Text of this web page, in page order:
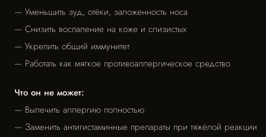
— Уменьшить зуд, отёки, заложенность носа
— Снизить воспаление на коже и слизистых
— Укрепить общий иммунитет
— Работать как мягкое противоаллергическое средство
Что он не может:
— Вылечить аллергию полностью
— Заменить антигистаминные препараты при тяжёлой реакции